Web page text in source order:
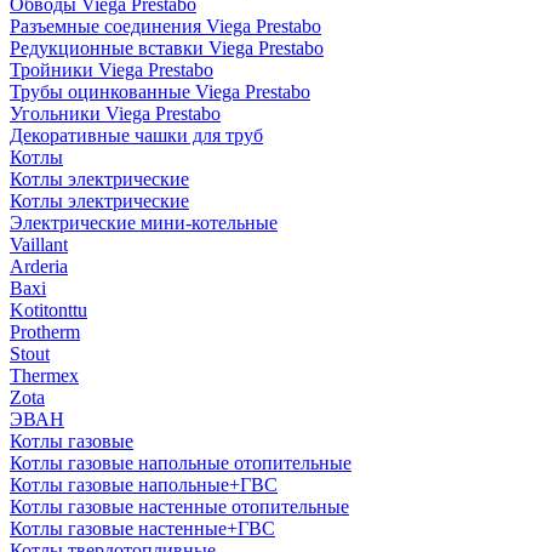
Разъемные соединения Viega Prestabo
Редукционные вставки Viega Prestabo
Тройники Viega Prestabo
Трубы оцинкованные Viega Prestabo
Угольники Viega Prestabo
Декоративные чашки для труб
Котлы
Котлы электрические
Котлы электрические
Электрические мини-котельные
Vaillant
Arderia
Baxi
Kotitonttu
Protherm
Stout
Thermex
Zota
ЭВАН
Котлы газовые
Котлы газовые напольные отопительные
Котлы газовые напольные+ГВС
Котлы газовые настенные отопительные
Котлы газовые настенные+ГВС